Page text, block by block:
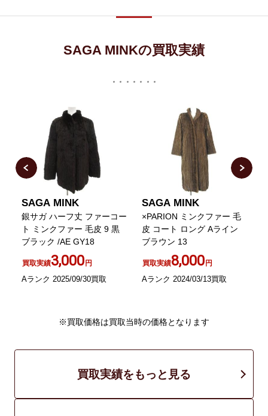
SAGA MINKの買取実績
SAGA MINK
銀サガ ハーフ丈 ファーコー
ト ミンクファー 毛皮 9 黒
ブラック /AE GY18
買取実績3,000円
Aランク 2025/09/30買取
SAGA MINK
×PARION ミンクファー 毛
皮 コート ロング Aライン
ブラウン 13
買取実績8,000円
Aランク 2024/03/13買取
※買取価格は買取当時の価格となります
買取実績をもっと見る